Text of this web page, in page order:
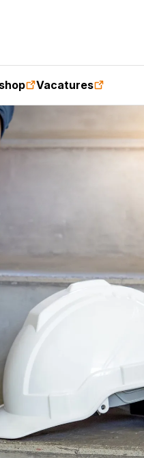
Vacatures